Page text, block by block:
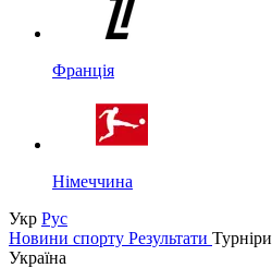
Франція
Німеччина
Укр Рус
Новини спорту Результати Турніри
Україна